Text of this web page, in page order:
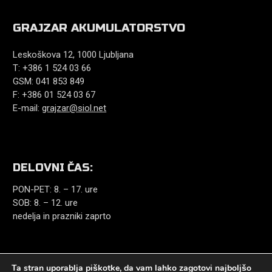
GRAJZAR AKUMULATORSTVO
Leskoškova 12, 1000 Ljubljana
T: +386 1 524 03 66
GSM: 041 853 849
F: +386 01 524 03 67
E-mail:grajzar@siol.net
DELOVNI ČAS:
PON-PET: 8. – 17. ure
SOB: 8. – 12. ure
nedelja in prazniki zaprto
Ta stran uporablja piškotke, da vam lahko zagotovi najboljšo